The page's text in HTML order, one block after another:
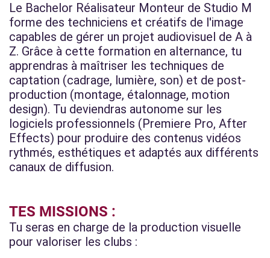
Le Bachelor Réalisateur Monteur de Studio M
forme des techniciens et créatifs de l'image
capables de gérer un projet audiovisuel de A à
Z. Grâce à cette formation en alternance, tu
apprendras à maîtriser les techniques de
captation (cadrage, lumière, son) et de post-
production (montage, étalonnage, motion
design). Tu deviendras autonome sur les
logiciels professionnels (Premiere Pro, After
Effects) pour produire des contenus vidéos
rythmés, esthétiques et adaptés aux différents
canaux de diffusion.
TES MISSIONS :
Tu seras en charge de la production visuelle
pour valoriser les clubs :